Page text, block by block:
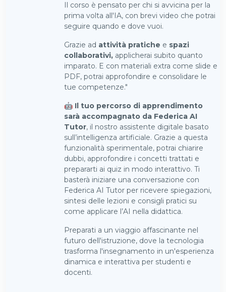
Il corso è pensato per chi si avvicina per la
prima volta all'IA, con brevi video che potrai
seguire quando e dove vuoi.
Grazie ad attività pratiche e spazi
collaborativi, applicherai subito quanto
imparato. E con materiali extra come slide e
PDF, potrai approfondire e consolidare le
tue competenze."
🤖 Il tuo percorso di apprendimento
sarà accompagnato da Federica AI
Tutor, il nostro assistente digitale basato
sull’intelligenza artificiale. Grazie a questa
funzionalità sperimentale, potrai chiarire
dubbi, approfondire i concetti trattati e
prepararti ai quiz in modo interattivo. Ti
basterà iniziare una conversazione con
Federica AI Tutor per ricevere spiegazioni,
sintesi delle lezioni e consigli pratici su
come applicare l’AI nella didattica.
Preparati a un viaggio affascinante nel
futuro dell'istruzione, dove la tecnologia
trasforma l'insegnamento in un'esperienza
dinamica e interattiva per studenti e
docenti.